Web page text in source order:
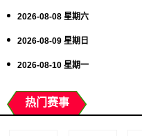
2026-08-08 星期六
2026-08-09 星期日
2026-08-10 星期一
热门赛事